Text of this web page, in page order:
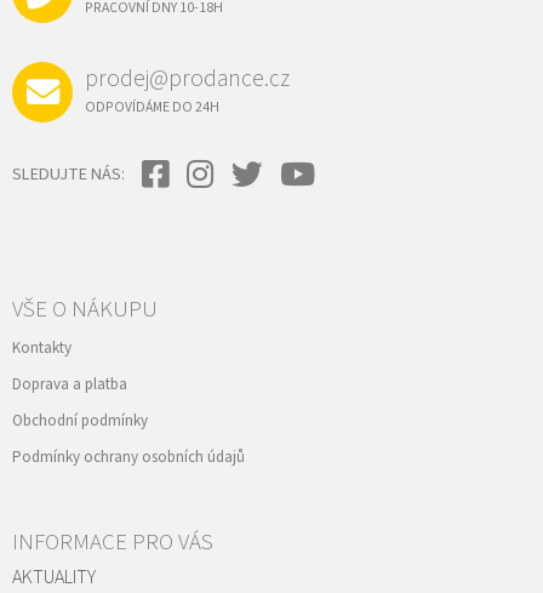
PRACOVNÍ DNY 10-18H
prodej@prodance.cz
ODPOVÍDÁME DO 24H
SLEDUJTE NÁS:
VŠE O NÁKUPU
Kontakty
Doprava a platba
Obchodní podmínky
Podmínky ochrany osobních údajů
INFORMACE PRO VÁS
AKTUALITY